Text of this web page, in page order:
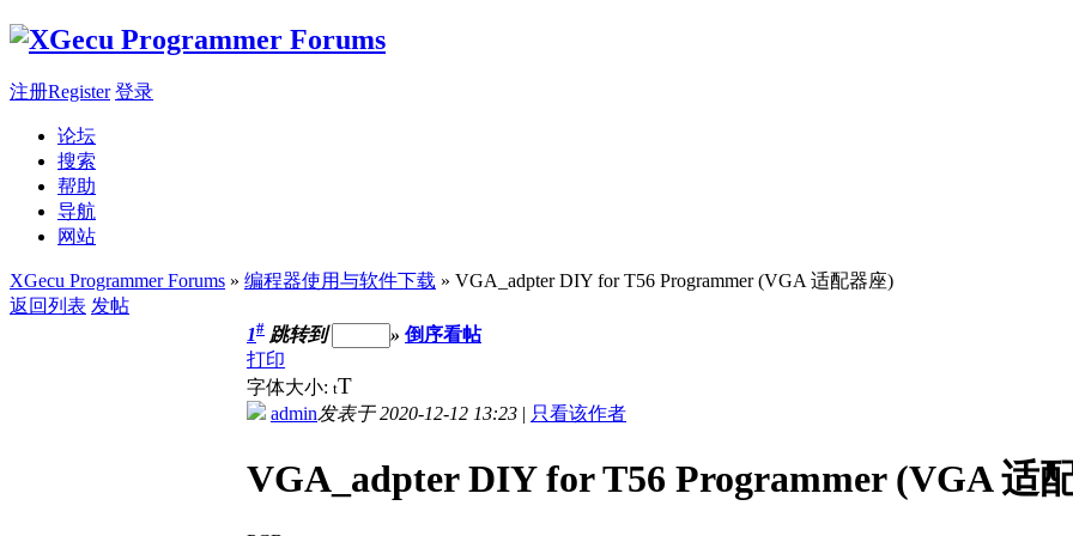
注册Register 登录
论坛
搜索
帮助
导航
网站
XGecu Programmer Forums » 编程器使用与软件下载 » VGA_adpter DIY for T56 Programmer (VGA 适配器座)
返回列表 发帖
1# 跳转到 » 倒序看帖
打印
字体大小: tT
admin发表于 2020-12-12 13:23 | 只看该作者
VGA_adpter DIY for T56 Programmer (VGA 适